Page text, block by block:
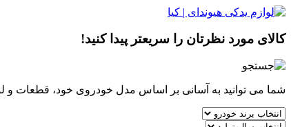
کالای مورد نظرتان را سریعتر پیدا کنید!
شما می توانید به آسانی بر اساس مدل خودروی خود، قطعات و